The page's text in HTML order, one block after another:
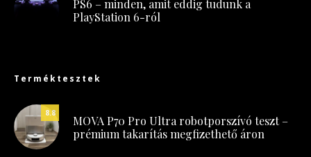
PS6 – minden, amit eddig tudunk a
PlayStation 6-ról
Terméktesztek
8.8
MOVA P70 Pro Ultra robotporszívó teszt –
prémium takarítás megfizethető áron